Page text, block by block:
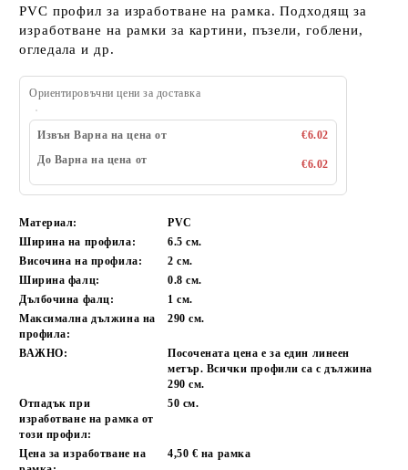
PVC профил за изработване на рамка. Подходящ за
изработване на рамки за картини, пъзели, гоблени,
огледала и др.
Ориентировъчни цени за доставка
Извън Варна на цена от
€6.02
До Варна на цена от
€6.02
Материал:
PVC
Ширина на профила:
6.5 см.
Височина на профила:
2 см.
Ширина фалц:
0.8 см.
Дълбочина фалц:
1 см.
Максимална дължина на
профила:
290 см.
ВАЖНО:
Посочената цена е за един линеен
метър. Всички профили са с дължина
290 см.
Отпадък при
изработване на рамка от
този профил:
50 см.
Цена за изработване на
4,50 € на рамка